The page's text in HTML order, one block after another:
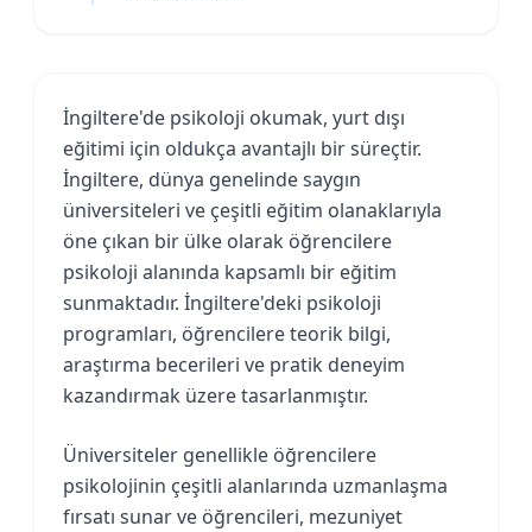
İngiltere'de psikoloji okumak, yurt dışı
eğitimi için oldukça avantajlı bir süreçtir.
İngiltere, dünya genelinde saygın
üniversiteleri ve çeşitli eğitim olanaklarıyla
öne çıkan bir ülke olarak öğrencilere
psikoloji alanında kapsamlı bir eğitim
sunmaktadır. İngiltere'deki psikoloji
programları, öğrencilere teorik bilgi,
araştırma becerileri ve pratik deneyim
kazandırmak üzere tasarlanmıştır.
Üniversiteler genellikle öğrencilere
psikolojinin çeşitli alanlarında uzmanlaşma
fırsatı sunar ve öğrencileri, mezuniyet